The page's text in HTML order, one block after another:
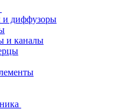
и диффузоры
и каналы